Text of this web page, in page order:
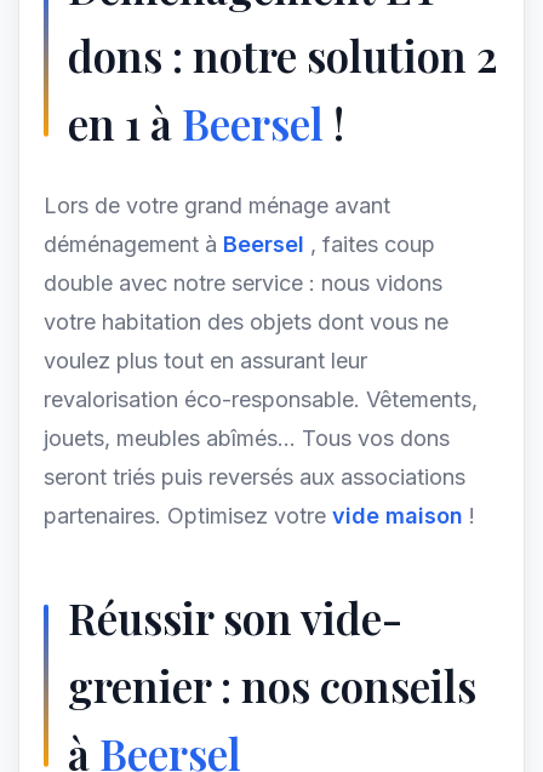
dons : notre solution 2
en 1 àBeersel !
Lors de votre grand ménage avant
déménagement à Beersel , faites coup
double avec notre service : nous vidons
votre habitation des objets dont vous ne
voulez plus tout en assurant leur
revalorisation éco-responsable. Vêtements,
jouets, meubles abîmés... Tous vos dons
seront triés puis reversés aux associations
partenaires. Optimisez votre vide maison !
Réussir son vide-
grenier : nos conseils
àBeersel